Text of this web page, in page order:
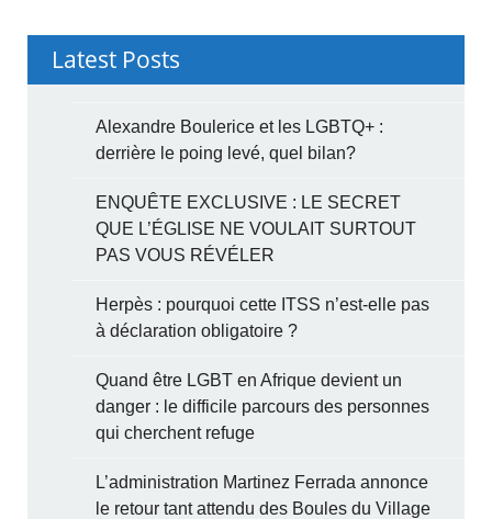
Latest Posts
Alexandre Boulerice et les LGBTQ+ :
derrière le poing levé, quel bilan?
ENQUÊTE EXCLUSIVE : LE SECRET
QUE L’ÉGLISE NE VOULAIT SURTOUT
PAS VOUS RÉVÉLER
Herpès : pourquoi cette ITSS n’est-elle pas
à déclaration obligatoire ?
Quand être LGBT en Afrique devient un
danger : le difficile parcours des personnes
qui cherchent refuge
L’administration Martinez Ferrada annonce
le retour tant attendu des Boules du Village